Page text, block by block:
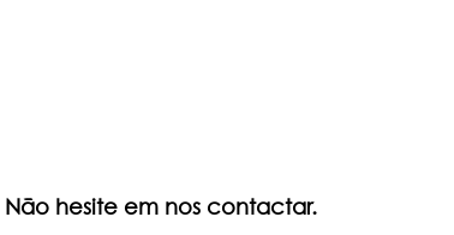
Não hesite em nos contactar.